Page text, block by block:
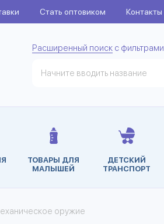
Стать оптовиком Контакты
Расширенный поиск с фильтрами
ТОВАРЫ ДЛЯ
МАЛЫШЕЙ
ДЕТСКИЙ
ТРАНСПОРТ
оружие